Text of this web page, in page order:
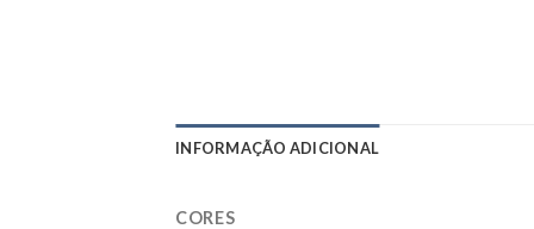
INFORMAÇÃO ADICIONAL
CORES